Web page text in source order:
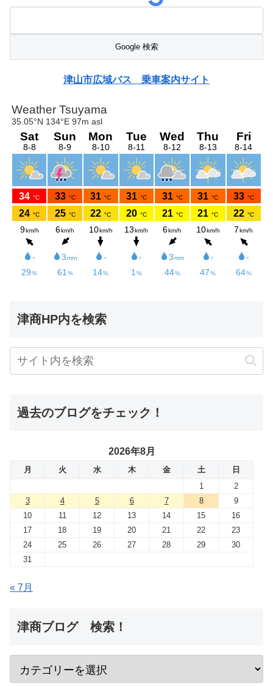
津山市広域バス 乗車案内サイト
津商HP内を検索
過去のブログをチェック！
2026年8月
月 火 水 木 金 土
日
1
2
3
4 5 6 7 8
9
10
11 12 13 14 15
16
17
18 19 20 21 22
23
24
25 26 27 28 29
30
31
« 7月
津商ブログ 検索！